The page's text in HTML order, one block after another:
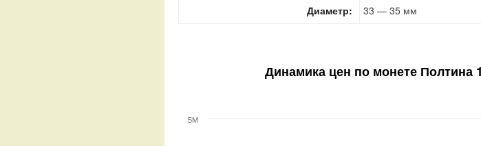
Диаметр:
33 — 35 мм
Динамика цен по монете Полтина
5M